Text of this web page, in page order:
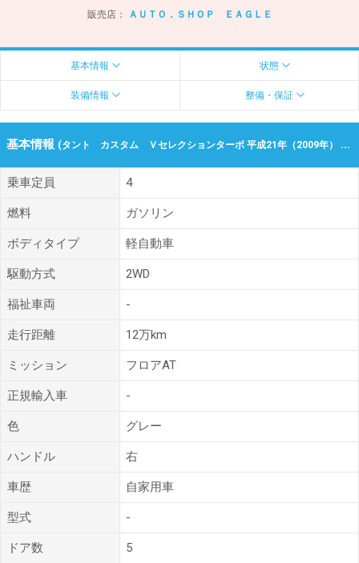
販売店： ＡＵＴＯ．ＳＨＯＰ ＥＡＧＬＥ
基本情報 状態
装備情報 整備・保証
基本情報 (タント カスタム Ｖセレクションターボ 平成21年（2009年） 12万km 愛媛県松山市)
乗車定員 4
燃料 ガソリン
ボディタイプ 軽自動車
駆動方式 2WD
福祉車両 -
走行距離 12万km
ミッション フロアAT
正規輸入車 -
色 グレー
ハンドル 右
車歴 自家用車
型式 -
ドア数 5